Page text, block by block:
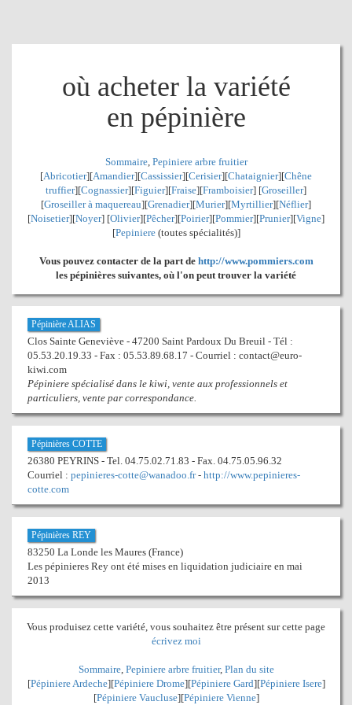
où acheter la variété
en pépinière
Sommaire, Pepiniere arbre fruitier
[Abricotier][Amandier][Cassissier][Cerisier][Chataignier][Chêne
truffier][Cognassier][Figuier][Fraise][Framboisier] [Groseiller]
[Groseiller à maquereau][Grenadier][Murier][Myrtillier][Néflier]
[Noisetier][Noyer] [Olivier][Pêcher][Poirier][Pommier][Prunier][Vigne]
[Pepiniere(toutes spécialités)]
Vous pouvez contacter de la part de http://www.pommiers.com
les pépinières suivantes, où l'on peut trouver la variété
Pépinière ALIAS
Clos Sainte Geneviève - 47200 Saint Pardoux Du Breuil - Tél :
05.53.20.19.33 - Fax : 05.53.89.68.17 - Courriel : contact@euro-
kiwi.com
Pépiniere spécialisé dans le kiwi, vente aux professionnels et
particuliers, vente par correspondance.
Pépinières COTTE
26380 PEYRINS - Tel. 04.75.02.71.83 - Fax. 04.75.05.96.32
Courriel : pepinieres-cotte@wanadoo.fr- http://www.pepinieres-
cotte.com
Pépinières REY
83250 La Londe les Maures (France)
Les pépinieres Rey ont été mises en liquidation judiciaire en mai
2013
Vous produisez cette variété, vous souhaitez être présent sur cette page
écrivez moi
Sommaire, Pepiniere arbre fruitier, Plan du site
[Pépiniere Ardeche][Pépiniere Drome][Pépiniere Gard][Pépiniere Isere]
[Pépiniere Vaucluse][Pépiniere Vienne]